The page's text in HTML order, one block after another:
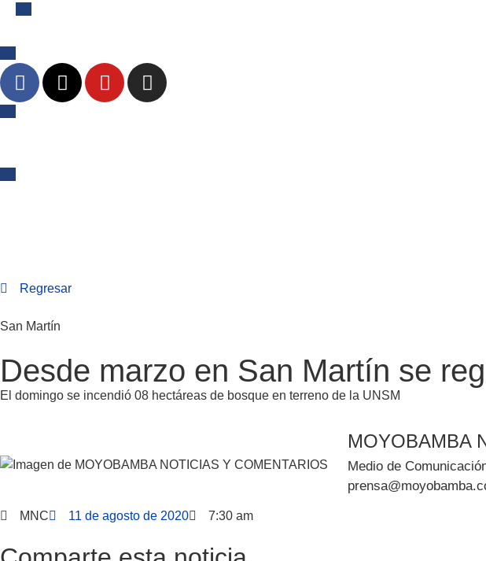
Regresar
San Martín
Desde marzo en San Martín se
El domingo se incendió 08 hectáreas de bosque en terreno de la UNSM
MOYOBAMBA
Medio de
MNC 11 de agosto de 2020 7:30 am